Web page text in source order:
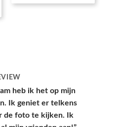
aan en had een leuke
goede kwaliteit en
print.”